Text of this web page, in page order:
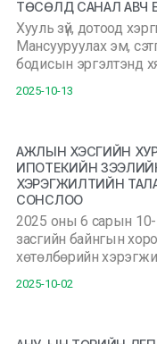
ТӨСӨЛД САНАЛ АВЧ
Хууль зүй, дотоод
Мансууруулах эм,
бодисын эргэлтэнд
2025-10-13
АЖЛЫН ХЭСГИЙН
ИПОТЕКИЙН
ХЭРЭГЖИЛТИЙН
СОНСЛОО
2025 оны 6 сарын
засгийн байнгын
хөтөлбөрийн
2025-10-02